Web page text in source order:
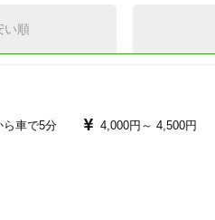
い順
車で5分 4,000円～ 4,500円